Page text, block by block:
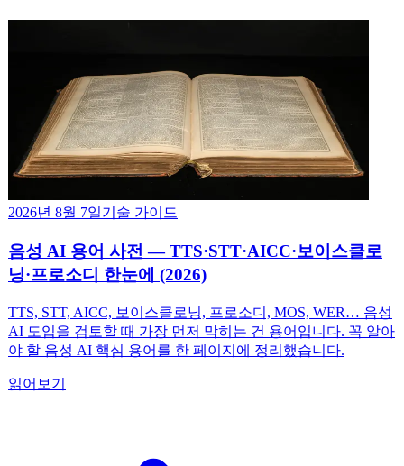
2026년 8월 7일기술 가이드
음성 AI 용어 사전 — TTS·STT·AICC·보이스클로
닝·프로소디 한눈에 (2026)
TTS, STT, AICC, 보이스클로닝, 프로소디, MOS, WER… 음성
AI 도입을 검토할 때 가장 먼저 막히는 건 용어입니다. 꼭 알아
야 할 음성 AI 핵심 용어를 한 페이지에 정리했습니다.
읽어보기